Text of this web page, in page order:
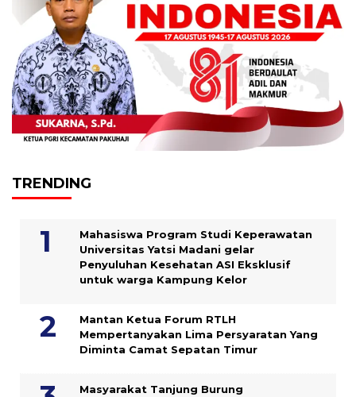
TRENDING
Mahasiswa Program Studi Keperawatan
Universitas Yatsi Madani gelar
Penyuluhan Kesehatan ASI Eksklusif
untuk warga Kampung ‎Kelor
Mantan Ketua Forum RTLH
Mempertanyakan Lima Persyaratan Yang
Diminta Camat Sepatan Timur
Masyarakat Tanjung Burung